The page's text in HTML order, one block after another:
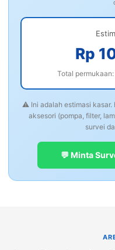
Rp
Total
⚠️ Ini adalah estimasi kasar.
aksesori (pompa, filter,
survei
💬 Minta